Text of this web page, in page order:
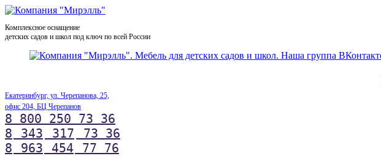
Комплексное оснащение
детских садов и школ под ключ по всей России
Екатеринбург, ул. Черепанова, 25,
офис 204, БЦ Черепанов
8 800 250 73 36
8
343 317
73 36
8
963 454 77 76